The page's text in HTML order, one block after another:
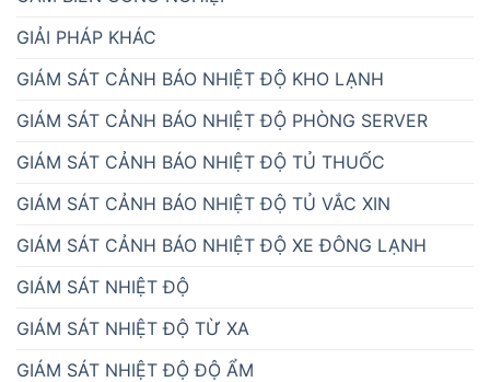
GIẢI PHÁP KHÁC
GIÁM SÁT CẢNH BÁO NHIỆT ĐỘ KHO LẠNH
GIÁM SÁT CẢNH BÁO NHIỆT ĐỘ PHÒNG SERVER
GIÁM SÁT CẢNH BÁO NHIỆT ĐỘ TỦ THUỐC
GIÁM SÁT CẢNH BÁO NHIỆT ĐỘ TỦ VẮC XIN
GIÁM SÁT CẢNH BÁO NHIỆT ĐỘ XE ĐÔNG LẠNH
GIÁM SÁT NHIỆT ĐỘ
GIÁM SÁT NHIỆT ĐỘ TỪ XA
GIÁM SÁT NHIỆT ĐỘ ĐỘ ẨM